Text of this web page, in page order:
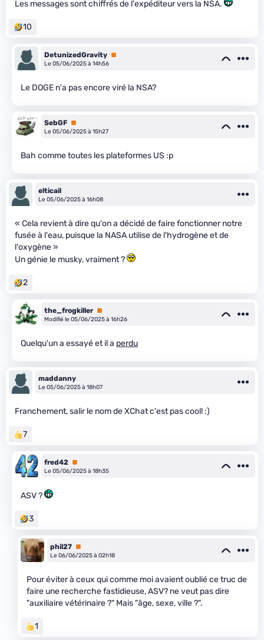
Les messages sont chiffrés de l'expéditeur vers la NSA.
10
DetunizedGravity Premium
Le 05/06/2025 à 14h56
Le DOGE n'a pas encore viré la NSA?
SebGF Premium
Le 05/06/2025 à 15h27
Bah comme toutes les plateformes US :p
elticail
Le 05/06/2025 à 16h08
« Cela revient à dire qu'on a décidé de faire fonctionner notre
fusée à l'eau, puisque la NASA utilise de l'hydrogène et de
l'oxygène »
Un génie le musky, vraiment ?
2
the_frogkiller Premium
Modifié le 05/06/2025 à 16h26
Quelqu'un a essayé et il a perdu
maddanny
Le 05/06/2025 à 18h07
Franchement, salir le nom de XChat c'est pas cool! :)
7
fred42 Premium
Le 05/06/2025 à 18h35
ASV ?
3
phil27 Premium
Le 06/06/2025 à 02h18
Pour éviter à ceux qui comme moi avaient oublié ce truc de
faire une recherche fastidieuse, ASV? ne veut pas dire
"auxiliaire vétérinaire ?" Mais "âge, sexe, ville ?".
1